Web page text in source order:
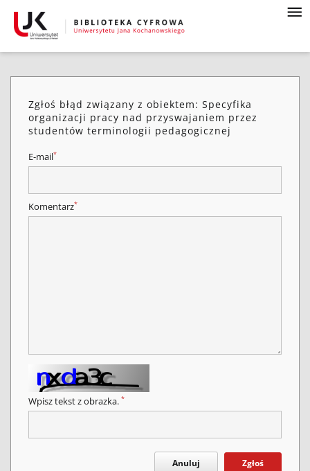
Zgłoś błąd związany z obiektem: Specyfika
organizacji pracy nad przyswajaniem przez
studentów terminologii pedagogicznej
E-mail*
Komentarz*
Wpisz tekst z obrazka. *
Anuluj Zgłoś